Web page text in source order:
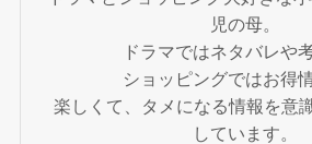
児の母。
ドラマではネタバレや
ショッピングではお得
楽しくて、タメになる情報を意
しています。